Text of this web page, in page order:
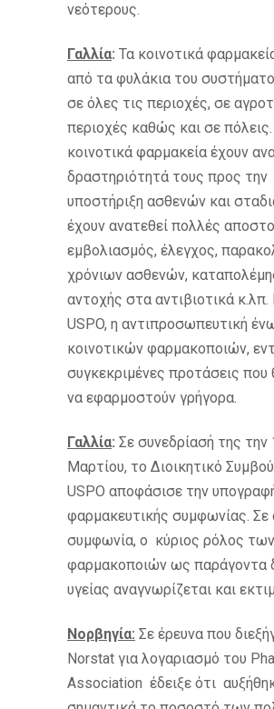
νεότερους.
Γαλλία: Τα κοινοτικά
από τα φυλάκια του
σε όλες τις περιοχές, σε
περιοχές καθώς και σε
κοινοτικά φαρμακεία έχουν
δραστηριότητά τους προς την
υποστήριξη ασθενών και
έχουν ανατεθεί πολλές
εμβολιασμός, έλεγχος,
χρόνιων ασθενών,
αντοχής στα αντιβιοτικά κ.λπ.
USPO, η αντιπροσωπευτική
κοινοτικών φαρμακοποιών,
συγκεκριμένες προτάσεις που
να εφαρμοστούν γρήγορα.
Γαλλία: Σε συνεδρίασή της την
Μαρτίου, το Διοικητικό
USPO αποφάσισε την
φαρμακευτικής συμφωνίας. Σε
συμφωνία, ο κύριος ρόλος των
φαρμακοποιών ως παράγοντα
υγείας αναγνωρίζεται και
Νορβηγία: Σε έρευνα που
Norstat για λογαριασμό του
Association έδειξε ότι